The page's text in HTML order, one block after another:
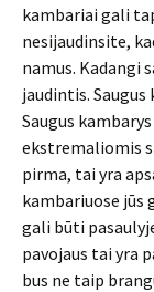
kambariai gali
nesijaudinsite,
namus. Kadangi
jaudintis.
Saugus
ekstremaliomis
pirma, tai yra
kambariuose jūs
gali būti
pavojaus tai yra
bus ne taip